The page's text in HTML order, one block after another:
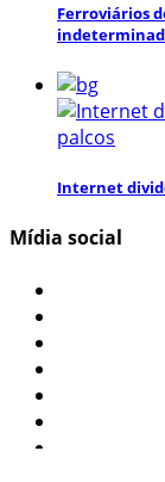
Ferroviários
Internet
Mídia social